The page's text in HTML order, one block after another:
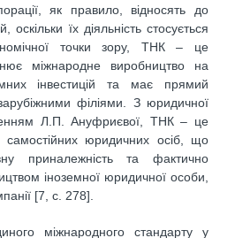
як правило, відносять до
їх діяльність стосується
точки зору, ТНК – це
міжнародне виробництво на
інвестицій та має прямий
філіями. З юридичної
Л.П. Ануфриєвої, ТНК – це
самостійних юридичних осіб, що
приналежність та фактично
іноземної юридичної особи,
[7, с. 278].
міжнародного стандарту у